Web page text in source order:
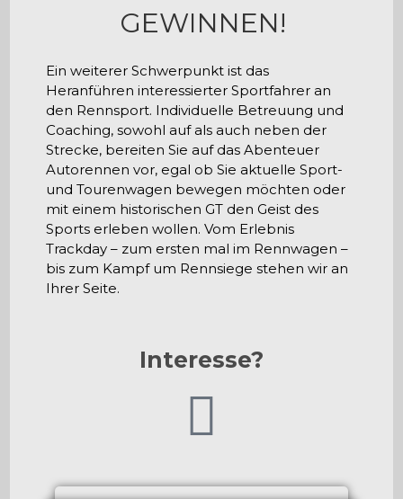
GEWINNEN!
Ein weiterer Schwerpunkt ist das
Heranführen interessierter Sportfahrer an
den Rennsport. Individuelle Betreuung und
Coaching, sowohl auf als auch neben der
Strecke, bereiten Sie auf das Abenteuer
Autorennen vor, egal ob Sie aktuelle Sport-
und Tourenwagen bewegen möchten oder
mit einem historischen GT den Geist des
Sports erleben wollen.Vom Erlebnis
Trackday – zum ersten mal im Rennwagen –
bis zum Kampf um Rennsiege stehen wir an
Ihrer Seite.
Interesse?